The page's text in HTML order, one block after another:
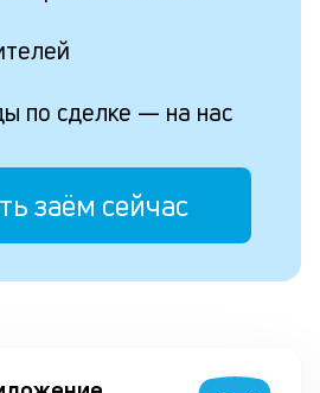
по сделке — на нас
заём сейчас